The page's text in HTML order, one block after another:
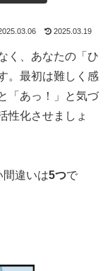
2025.03.19
く、あなたの「ひ
。最初は難しく感
「あっ！」と気づ
性化させましょ
間違いは5つで